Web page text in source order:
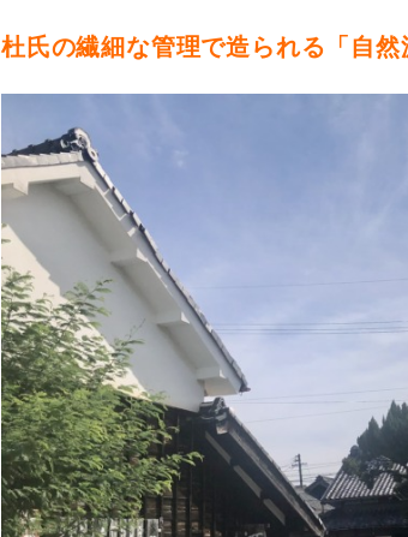
杜氏の繊細な管理で造られる「自